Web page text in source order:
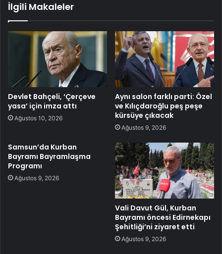
İlgili Makaleler
Devlet Bahçeli, ‘Çerçeve
yasa’ için imza attı
Ağustos 10, 2026
Aynı salon farklı parti: Özel
ve Kılıçdaroğlu peş peşe
kürsüye çıkacak
Ağustos 9, 2026
Samsun’da Kurban
Bayramı Bayramlaşma
Programı
Ağustos 9, 2026
Vali Davut Gül, Kurban
Bayramı öncesi Edirnekapı
Şehitliği’ni ziyaret etti
Ağustos 9, 2026